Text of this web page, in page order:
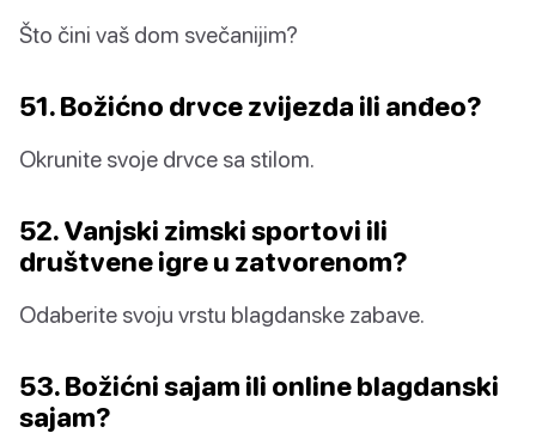
Što čini vaš dom svečanijim?
51. Božićno drvce zvijezda ili anđeo?
Okrunite svoje drvce sa stilom.
52. Vanjski zimski sportovi ili
društvene igre u zatvorenom?
Odaberite svoju vrstu blagdanske zabave.
53. Božićni sajam ili online blagdanski
sajam?